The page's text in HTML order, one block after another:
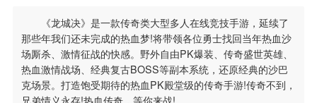
《龙城决》是一款传奇类大型多人在线竞技手游，延续了
那些年我们还未完成的热血梦!将带领各位勇士找回当年热血沙
场厮杀、激情征战的快感。野外自由PK爆装、传奇盛世英雄、
热血激情战场、经典复古BOSS等副本系统，还原经典的沙巴
克场景。打造饱受期待的热血PK殿堂级的传奇手游!传奇不到，
兄弟情义永存!热血传奇，等你来战!